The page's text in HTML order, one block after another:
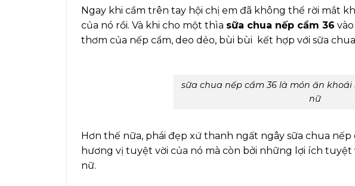
Ngay khi cầm trên tay hội chị em đã không thể rời mắt
của nó rồi. Và khi cho một thìa sữa chua nếp cẩm 36
thơm của nếp cẩm, deo dẻo, bùi bùi kết hợp với sữa
sữa chua nếp cẩm 36 là món ăn
nữ
Hơn thế nữa, phái đẹp xứ thanh ngất ngây sữa chua
hương vị tuyệt vời của nó mà còn bởi những lợi ích
nữ.